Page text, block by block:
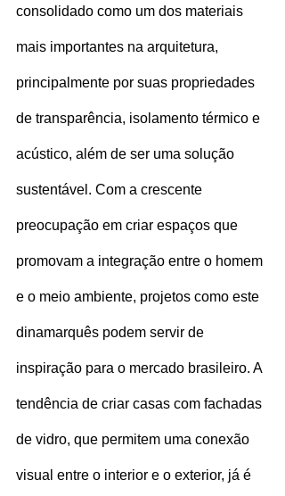
consolidado como um dos materiais
mais importantes na arquitetura,
principalmente por suas propriedades
de transparência, isolamento térmico e
acústico, além de ser uma solução
sustentável. Com a crescente
preocupação em criar espaços que
promovam a integração entre o homem
e o meio ambiente, projetos como este
dinamarquês podem servir de
inspiração para o mercado brasileiro. A
tendência de criar casas com fachadas
de vidro, que permitem uma conexão
visual entre o interior e o exterior, já é